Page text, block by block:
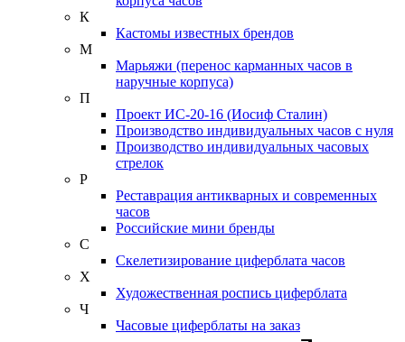
К
Кастомы известных брендов
М
Марьяжи (перенос карманных часов в
наручные корпуса)
П
Проект ИС-20-16 (Иосиф Сталин)
Производство индивидуальных часов с нуля
Производство индивидуальных часовых
стрелок
Р
Реставрация антикварных и современных
часов
Российские мини бренды
С
Скелетизирование циферблата часов
Х
Художественная роспись циферблата
Ч
Часовые циферблаты на заказ